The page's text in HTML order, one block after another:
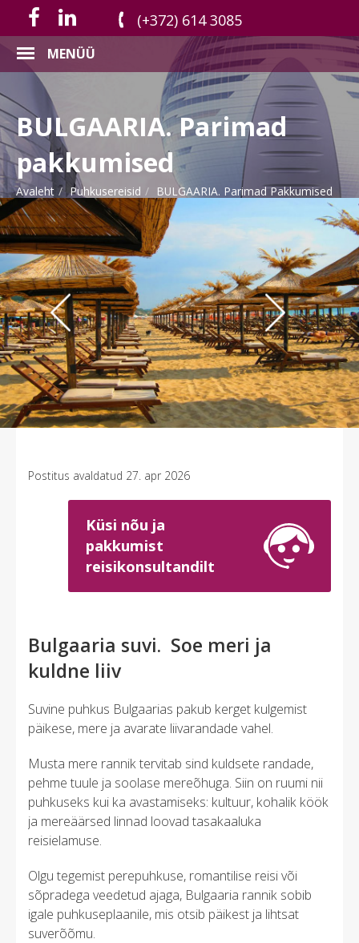
(+372) 614 3085
MENÜÜ
BULGAARIA. Parimad
pakkumised
Avaleht Puhkusereisid BULGAARIA. Parimad Pakkumised
Previous Next
Postitus avaldatud 27. apr 2026
Küsi nõu ja
pakkumist
reisikonsultandilt
Bulgaaria suvi. Soe meri ja
kuldne liiv
Suvine puhkus Bulgaarias pakub kerget kulgemist
päikese, mere ja avarate liivarandade vahel.
Musta mere rannik tervitab sind kuldsete randade,
pehme tuule ja soolase mereõhuga. Siin on ruumi nii
puhkuseks kui ka avastamiseks: kultuur, kohalik köök
ja mereäärsed linnad loovad tasakaaluka
reisielamuse.
Olgu tegemist perepuhkuse, romantilise reisi või
sõpradega veedetud ajaga, Bulgaaria rannik sobib
igale puhkuseplaanile, mis otsib päikest ja lihtsat
suverõõmu.